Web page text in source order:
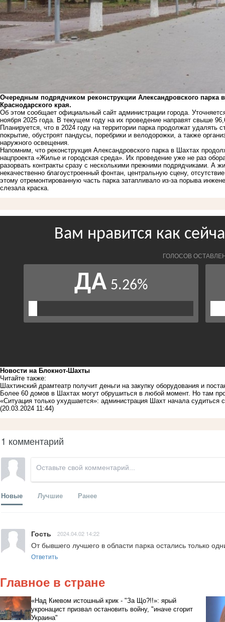
Очередным подрядчиком реконструкции Александровского парка
Краснодарского края.
Об этом сообщает официальный сайт администрации города.
ноября 2025 года. В текущем году на их проведение направят свыше
Планируется, что в 2024 году на территории парка продолжат
покрытие, обустроят пандусы, поребрики и велодорожки, а также
наружного освещения.
Напомним, что реконструкция Александровского парка в Шахтах
нацпроекта «Жилье и городская среда». Их проведение уже не раз
разорвать контракты сразу с несколькими прежними подрядчиками. А
некачественно благоустроенный фонтан, центральную сцену,
этому отремонтированную часть парка затапливало из-за порыва
слезала краска.
Новости на Блoкнoт-Шахты
Читайте также:
Шахтинский драмтеатр получит деньги на закупку оборудования и
Более 60 домов в Шахтах могут обрушиться в любой момент. Но там
«Ситуация только ухудшается»: администрация Шахт начала судиться
(20.03.2024 11:44)
1 комментарий
Новые Лучшие Ранее
Гость 2024.04.02 14:22
От бывшего лучшего в области парка остались только
Ответить
Главное в стране
«Над Киевом истошный крик - "За Що?!!»: ярый
укронацист призвал остановить войну, "иначе сгорит
Украина"